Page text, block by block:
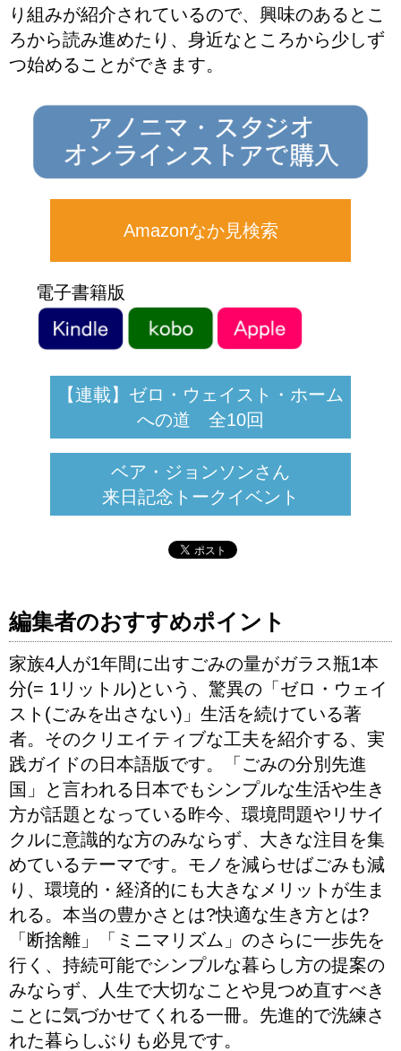
り組みが紹介されているので、興味のあるとこ
ろから読み進めたり、身近なところから少しず
つ始めることができます。
Amazonなか見検索
電子書籍版
【連載】ゼロ・ウェイスト・ホーム
への道 全10回
ベア・ジョンソンさん
来日記念トークイベント
編集者のおすすめポイント
家族4人が1年間に出すごみの量がガラス瓶1本
分(= 1リットル)という、驚異の「ゼロ・ウェイ
スト(ごみを出さない)」生活を続けている著
者。そのクリエイティブな工夫を紹介する、実
践ガイドの日本語版です。「ごみの分別先進
国」と言われる日本でもシンプルな生活や生き
方が話題となっている昨今、環境問題やリサイ
クルに意識的な方のみならず、大きな注目を集
めているテーマです。モノを減らせばごみも減
り、環境的・経済的にも大きなメリットが生ま
れる。本当の豊かさとは?快適な生き方とは?
「断捨離」「ミニマリズム」のさらに一歩先を
行く、持続可能でシンプルな暮らし方の提案の
みならず、人生で大切なことや見つめ直すべき
ことに気づかせてくれる一冊。先進的で洗練さ
れた暮らしぶりも必見です。